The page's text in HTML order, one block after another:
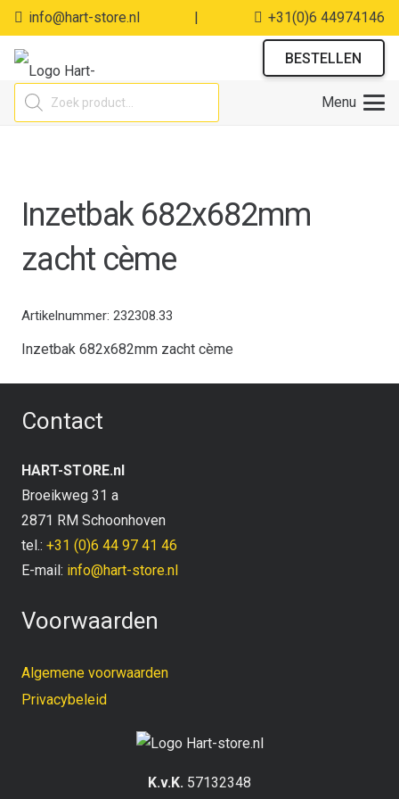
info@hart-store.nl | +31(0)6 44974146
BESTELLEN
Producten
zoeken
Menu
Inzetbak 682x682mm
zacht cème
Artikelnummer: 232308.33
Inzetbak 682x682mm zacht cème
Contact
HART-STORE.nl
Broeikweg 31 a
2871 RM Schoonhoven
tel.: +31 (0)6 44 97 41 46
E-mail: info@hart-store.nl
Voorwaarden
Algemene voorwaarden
Privacybeleid
K.v.K. 57132348